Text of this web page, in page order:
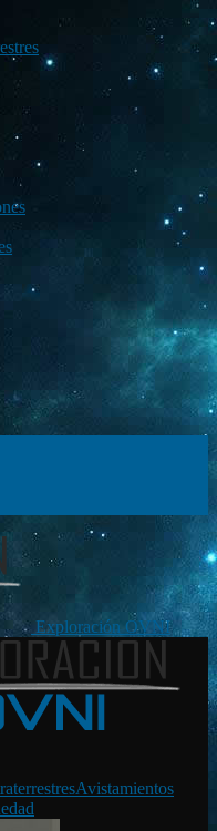
Exploración OVNI
Avistamientos